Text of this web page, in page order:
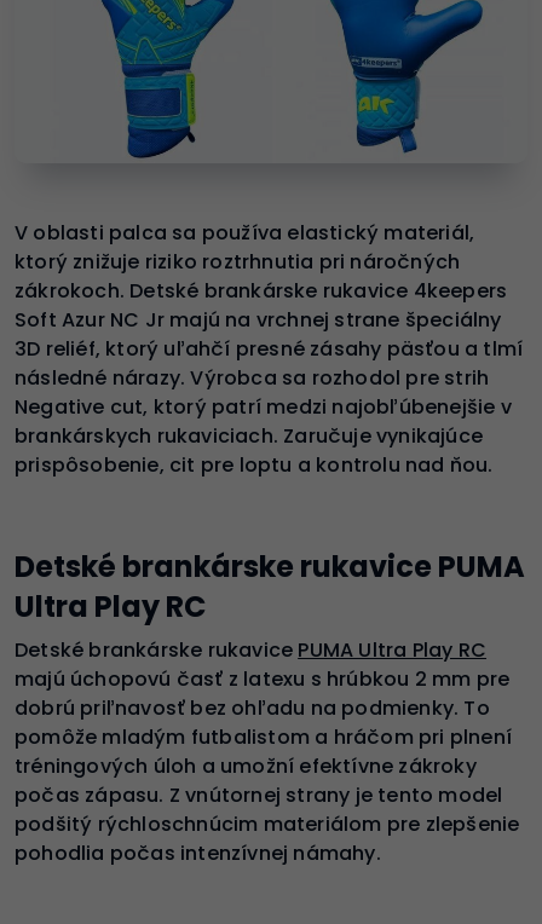
V oblasti palca sa používa elastický materiál,
ktorý znižuje riziko roztrhnutia pri náročných
zákrokoch. Detské brankárske rukavice 4keepers
Soft Azur NC Jr majú na vrchnej strane špeciálny
3D reliéf, ktorý uľahčí presné zásahy päsťou a tlmí
následné nárazy. Výrobca sa rozhodol pre strih
Negative cut, ktorý patrí medzi najobľúbenejšie v
brankárskych rukaviciach. Zaručuje vynikajúce
prispôsobenie, cit pre loptu a kontrolu nad ňou.
Detské brankárske rukavice PUMA
Ultra Play RC
Detské brankárske rukavice PUMA Ultra Play RC
majú úchopovú časť z latexu s hrúbkou 2 mm pre
dobrú priľnavosť bez ohľadu na podmienky. To
pomôže mladým futbalistom a hráčom pri plnení
tréningových úloh a umožní efektívne zákroky
počas zápasu. Z vnútornej strany je tento model
podšitý rýchloschnúcim materiálom pre zlepšenie
pohodlia počas intenzívnej námahy.